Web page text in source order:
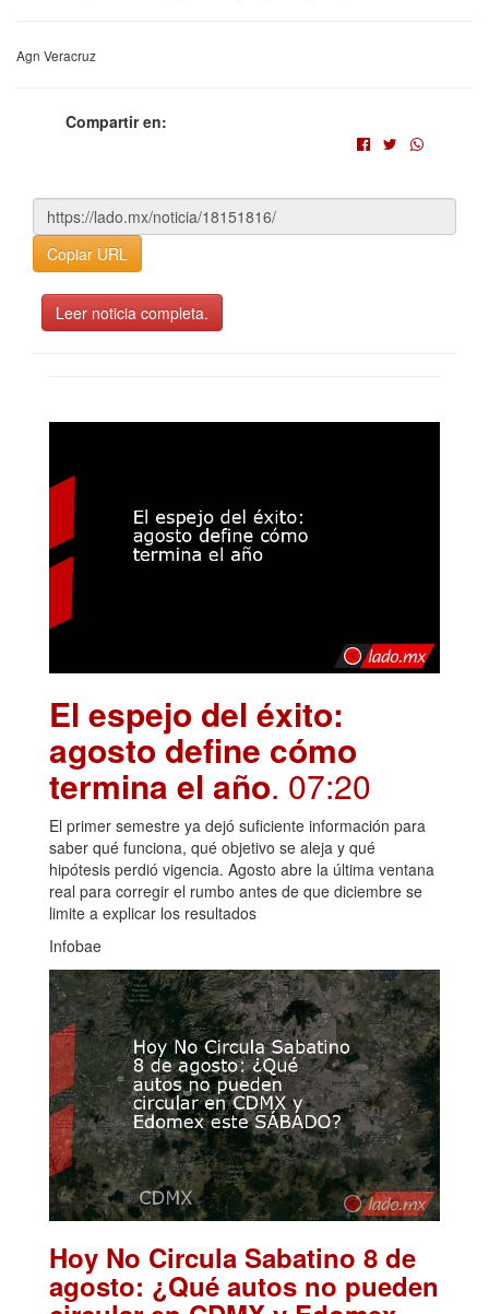
Agn Veracruz
Compartir en:
Copiar URL
Leer noticia completa.
El espejo del éxito:
agosto define cómo
termina el año. 07:20
El primer semestre ya dejó suficiente información para
saber qué funciona, qué objetivo se aleja y qué
hipótesis perdió vigencia. Agosto abre la última ventana
real para corregir el rumbo antes de que diciembre se
limite a explicar los resultados
Infobae
Hoy No Circula Sabatino 8 de
agosto: ¿Qué autos no pueden